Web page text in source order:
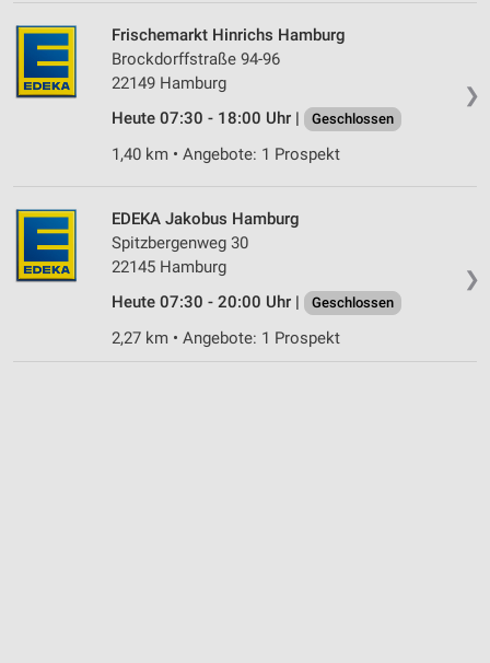
❯
Frischemarkt Hinrichs Hamburg
Brockdorffstraße 94-96
22149 Hamburg
Heute 07:30 - 18:00 Uhr |
Geschlossen
1,40 km • Angebote: 1 Prospekt
❯
EDEKA Jakobus Hamburg
Spitzbergenweg 30
22145 Hamburg
Heute 07:30 - 20:00 Uhr |
Geschlossen
2,27 km • Angebote: 1 Prospekt
Geräte anhand von aktiv angeforderten
Informationen identifizieren
Nicht-IAB-Verarbeitungszwecke:
Funktional
Werbung